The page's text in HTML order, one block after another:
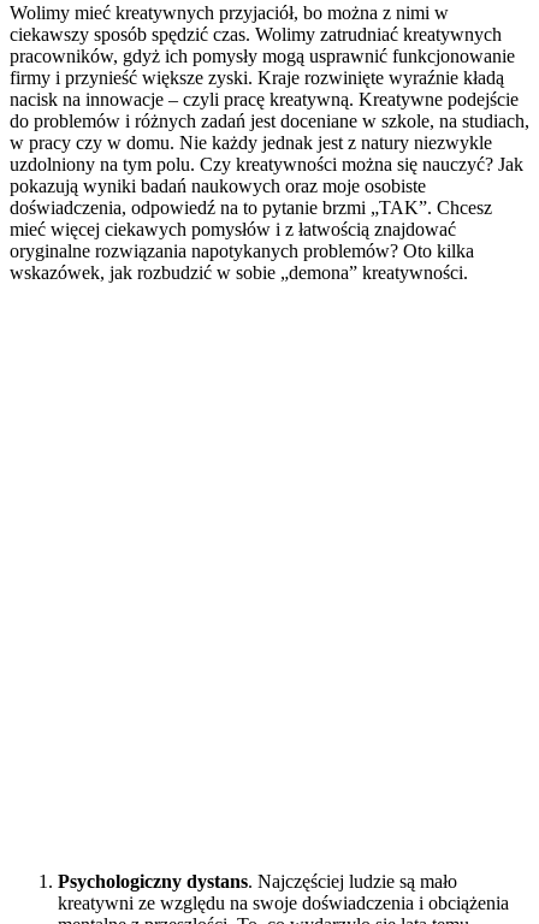
Wolimy mieć kreatywnych przyjaciół, bo można z nimi w
ciekawszy sposób spędzić czas. Wolimy zatrudniać kreatywnych
pracowników, gdyż ich pomysły mogą usprawnić funkcjonowanie
firmy i przynieść większe zyski. Kraje rozwinięte wyraźnie kładą
nacisk na innowacje – czyli pracę kreatywną. Kreatywne podejście
do problemów i różnych zadań jest doceniane w szkole, na studiach,
w pracy czy w domu. Nie każdy jednak jest z natury niezwykle
uzdolniony na tym polu. Czy kreatywności można się nauczyć? Jak
pokazują wyniki badań naukowych oraz moje osobiste
doświadczenia, odpowiedź na to pytanie brzmi „TAK”. Chcesz
mieć więcej ciekawych pomysłów i z łatwością znajdować
oryginalne rozwiązania napotykanych problemów? Oto kilka
wskazówek, jak rozbudzić w sobie „demona” kreatywności.
Psychologiczny dystans. Najczęściej ludzie są mało
kreatywni ze względu na swoje doświadczenia i obciążenia